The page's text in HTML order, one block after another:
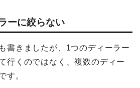
ーに絞らない
書きましたが、1つのディーラー
行くのではなく、複数のディー
す。
SUZUKIの車
ジムニー